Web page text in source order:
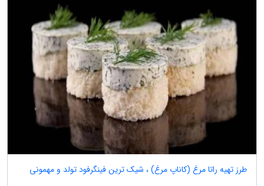
طرز تهیه راتا مرغ (کاناپ مرغ) ، شیک ترین فینگرفود تولد و مهمونی